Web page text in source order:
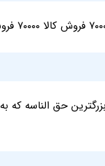
حق الناسه